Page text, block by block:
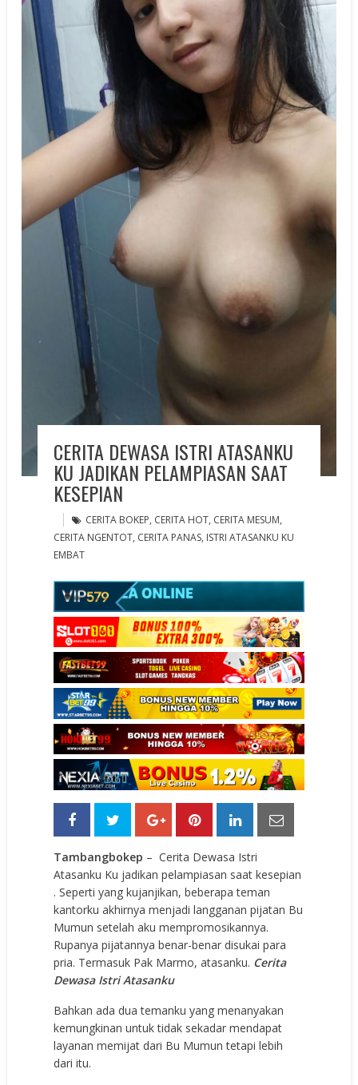
CERITA DEWASA ISTRI ATASANKU
KU JADIKAN PELAMPIASAN SAAT
KESEPIAN
CERITA BOKEP, CERITA HOT, CERITA MESUM,
CERITA NGENTOT, CERITA PANAS, ISTRI ATASANKU KU
EMBAT
Tambangbokep – Cerita Dewasa Istri
Atasanku Ku jadikan pelampiasan saat kesepian
. Seperti yang kujanjikan, beberapa teman
kantorku akhirnya menjadi langganan pijatan Bu
Mumun setelah aku mempromosikannya.
Rupanya pijatannya benar-benar disukai para
pria. Termasuk Pak Marmo, atasanku. Cerita
Dewasa Istri Atasanku
Bahkan ada dua temanku yang menanyakan
kemungkinan untuk tidak sekadar mendapat
layanan memijat dari Bu Mumun tetapi lebih
dari itu.